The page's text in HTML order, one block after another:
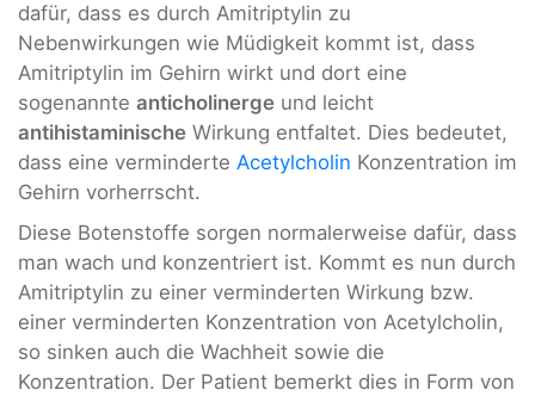
dafür, dass es durch Amitriptylin zu
Nebenwirkungen wie Müdigkeit kommt ist, dass
Amitriptylin im Gehirn wirkt und dort eine
sogenannte anticholinerge und leicht
antihistaminische Wirkung entfaltet. Dies bedeutet,
dass eine verminderte Acetylcholin Konzentration im
Gehirn vorherrscht.
Diese Botenstoffe sorgen normalerweise dafür, dass
man wach und konzentriert ist. Kommt es nun durch
Amitriptylin zu einer verminderten Wirkung bzw.
einer verminderten Konzentration von Acetylcholin,
so sinken auch die Wachheit sowie die
Konzentration. Der Patient bemerkt dies in Form von